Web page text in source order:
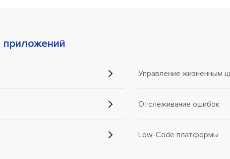
приложений
Управление жизненным
Отслеживание ошибок
Low-Code платформы